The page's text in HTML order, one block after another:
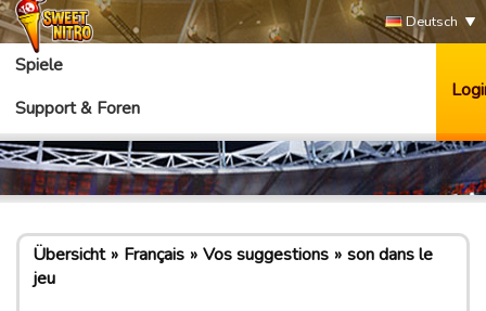
Deutsch
Spiele
Support & Foren
Übersicht Français Vos suggestions
son dans le
jeu